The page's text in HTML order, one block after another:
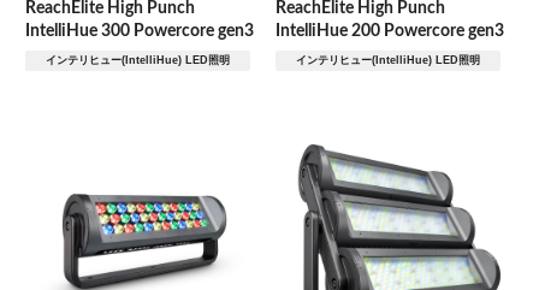
間接照明
ファサード
ReachElite High Punch
IntelliHue 300 Powercore gen3
インテリヒュー(IntelliHue) LED照明
ReachElite High Punch
IntelliHue 200 Powercore gen3
インテリヒュー(IntelliHue) LED照明